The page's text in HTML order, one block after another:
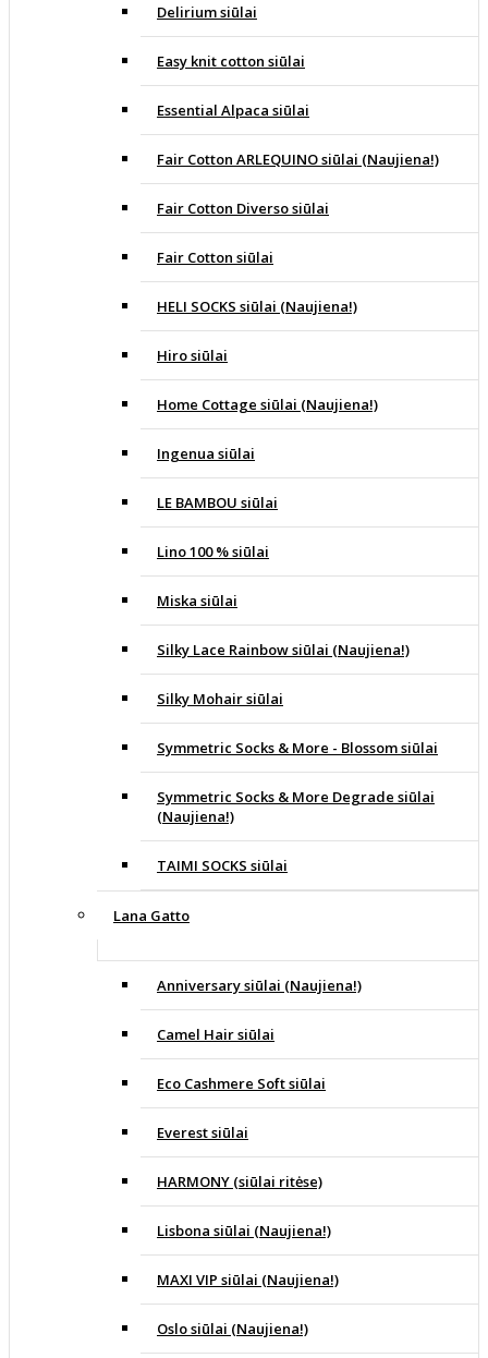
Delirium siūlai
Easy knit cotton siūlai
Essential Alpaca siūlai
Fair Cotton ARLEQUINO siūlai (Naujiena!)
Fair Cotton Diverso siūlai
Fair Cotton siūlai
HELI SOCKS siūlai (Naujiena!)
Hiro siūlai
Home Cottage siūlai (Naujiena!)
Ingenua siūlai
LE BAMBOU siūlai
Lino 100 % siūlai
Miska siūlai
Silky Lace Rainbow siūlai (Naujiena!)
Silky Mohair siūlai
Symmetric Socks & More - Blossom siūlai
Symmetric Socks & More Degrade siūlai
(Naujiena!)
TAIMI SOCKS siūlai
Lana Gatto
Anniversary siūlai (Naujiena!)
Camel Hair siūlai
Eco Cashmere Soft siūlai
Everest siūlai
HARMONY (siūlai ritėse)
Lisbona siūlai (Naujiena!)
MAXI VIP siūlai (Naujiena!)
Oslo siūlai (Naujiena!)